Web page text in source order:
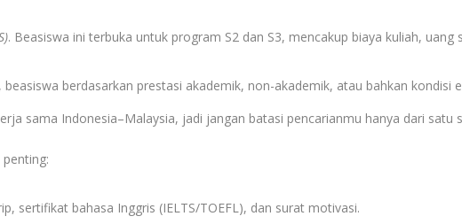
. Beasiswa ini terbuka untuk program S2 dan S3, mencakup biaya kuliah, uang
berdasarkan prestasi akademik, non-akademik, atau bahkan kondisi
sama Indonesia–Malaysia, jadi jangan batasi pencarianmu hanya dari satu
sertifikat bahasa Inggris (IELTS/TOEFL), dan surat motivasi.